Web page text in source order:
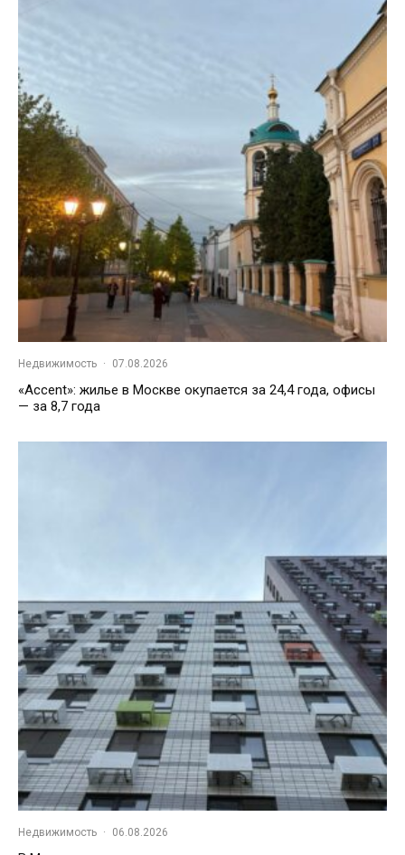
Недвижимость · 07.08.2026
«Accent»: жилье в Москве окупается за 24,4 года, офисы
— за 8,7 года
Недвижимость · 06.08.2026